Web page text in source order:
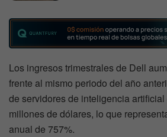
Los ingresos trimestrales de Dell
frente al mismo periodo del año
de servidores de inteligencia
millones de dólares, lo que
anual de 757%.